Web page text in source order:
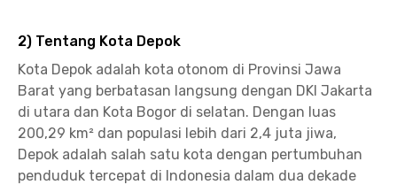
2) Tentang Kota Depok
Kota Depok adalah kota otonom di Provinsi Jawa
Barat yang berbatasan langsung dengan DKI Jakarta
di utara dan Kota Bogor di selatan. Dengan luas
200,29 km² dan populasi lebih dari 2,4 juta jiwa,
Depok adalah salah satu kota dengan pertumbuhan
penduduk tercepat di Indonesia dalam dua dekade